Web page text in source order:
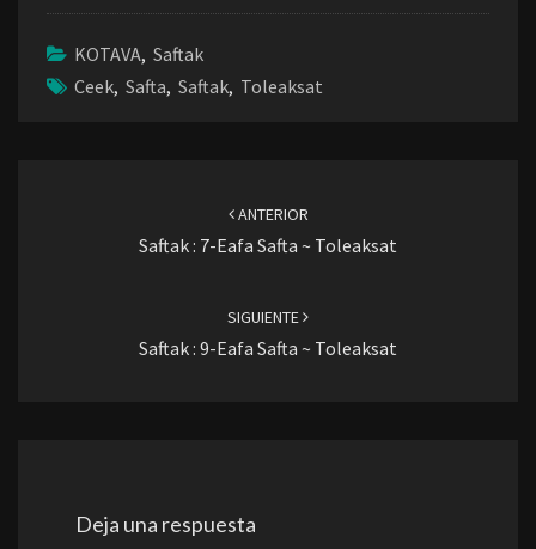
KOTAVA, Saftak
Ceek, Safta, Saftak, Toleaksat
ANTERIOR
Saftak : 7-Eafa Safta ~ Toleaksat
SIGUIENTE
Saftak : 9-Eafa Safta ~ Toleaksat
Deja una respuesta